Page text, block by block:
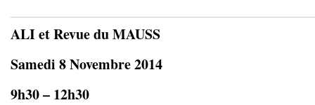
ALI et Revue du MAUSS
Samedi 8 Novembre 2014
9h30 – 12h30